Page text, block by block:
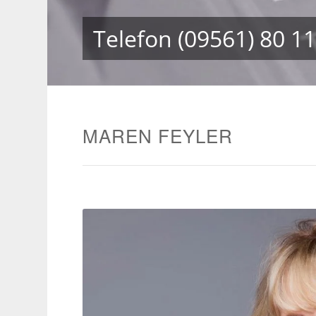
Telefon (09561) 80
MAREN FEYLER